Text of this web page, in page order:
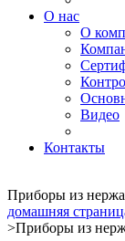
О нас
О
Видео
Контакты
Приборы из
домашняя
>Приборы из